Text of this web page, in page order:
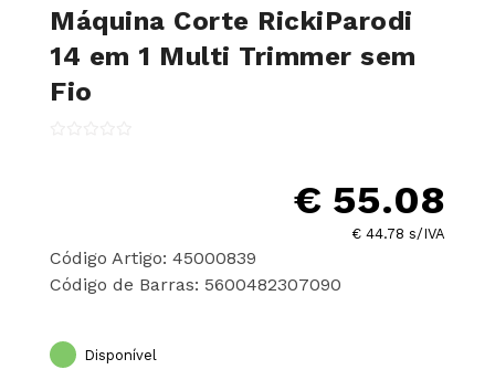
Máquina Corte RickiParodi
14 em 1 Multi Trimmer sem
Fio
€ 55.08
€ 44.78 s/IVA
Código Artigo: 45000839
Código de Barras: 5600482307090
Disponível